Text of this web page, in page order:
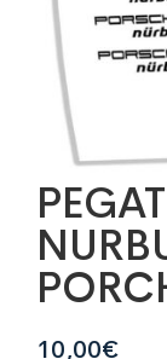
10,00€